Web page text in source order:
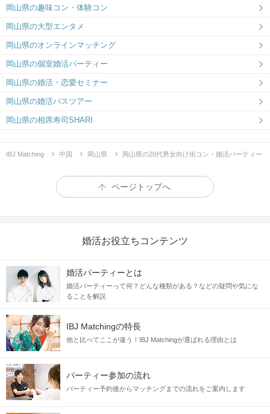
岡山県の趣味コン・体験コン
岡山県の大型エンタメ
岡山県のオンラインマッチング
岡山県の個室婚活パーティー
岡山県の婚活・恋愛セミナー
岡山県の婚活バスツアー
岡山県の相席寿司SHARI
IBJ Matching 中国 岡山県 岡山県の20代男女向け街コン・婚活パーティー
ページトップへ
婚活お役立ちコンテンツ
婚活パーティーとは
婚活パーティーって何？どんな種類がある？などの疑問や気にな
ることを解説
IBJ Matchingの特長
他と比べてここが違う！IBJ Matchingが選ばれる理由とは
パーティー参加の流れ
パーティー予約後からマッチングまでの流れをご案内します